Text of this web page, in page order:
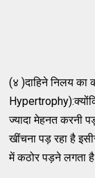
(४ )दाहिने निलय
ज्यादा मेहनत करनी
खींचना पड़ रहा है
में कठोर पड़ने लगता